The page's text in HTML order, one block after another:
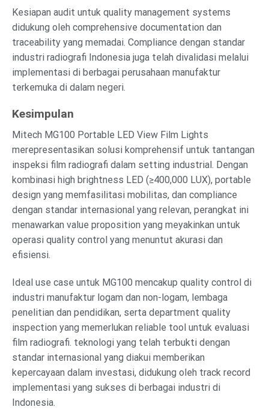
Kesiapan audit untuk quality management systems
didukung oleh comprehensive documentation dan
traceability yang memadai. Compliance dengan standar
industri radiografi Indonesia juga telah divalidasi melalui
implementasi di berbagai perusahaan manufaktur
terkemuka di dalam negeri.
Kesimpulan
Mitech MG100 Portable LED View Film Lights
merepresentasikan solusi komprehensif untuk tantangan
inspeksi film radiografi dalam setting industrial. Dengan
kombinasi high brightness LED (≥400,000 LUX), portable
design yang memfasilitasi mobilitas, dan compliance
dengan standar internasional yang relevan, perangkat ini
menawarkan value proposition yang meyakinkan untuk
operasi quality control yang menuntut akurasi dan
efisiensi.
Ideal use case untuk MG100 mencakup quality control di
industri manufaktur logam dan non-logam, lembaga
penelitian dan pendidikan, serta department quality
inspection yang memerlukan reliable tool untuk evaluasi
film radiografi. teknologi yang telah terbukti dengan
standar internasional yang diakui memberikan
kepercayaan dalam investasi, didukung oleh track record
implementasi yang sukses di berbagai industri di
Indonesia.